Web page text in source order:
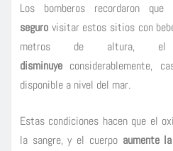
Los bomberos recordaron que
seguro visitar estos sitios con
metros de altura,
disminuye considerablemente,
disponible a nivel del mar.
Estas condiciones hacen que el
la sangre, y el cuerpo aumente